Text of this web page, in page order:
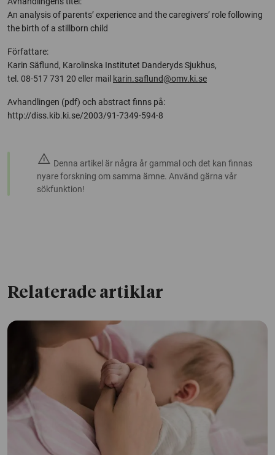
An analysis of parents’ experience and the caregivers’ role following
the birth of a stillborn child
Författare:
Karin Säflund, Karolinska Institutet Danderyds Sjukhus,
tel. 08-517 731 20 eller mail karin.saflund@omv.ki.se
Avhandlingen (pdf) och abstract finns på:
http://diss.kib.ki.se/2003/91-7349-594-8
warning Denna artikel är några år gammal och det kan finnas
nyare forskning om samma ämne. Använd gärna vår
sökfunktion!
Relaterade artiklar